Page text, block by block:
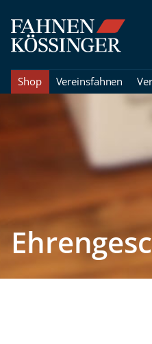
Shop Vereinsfahnen